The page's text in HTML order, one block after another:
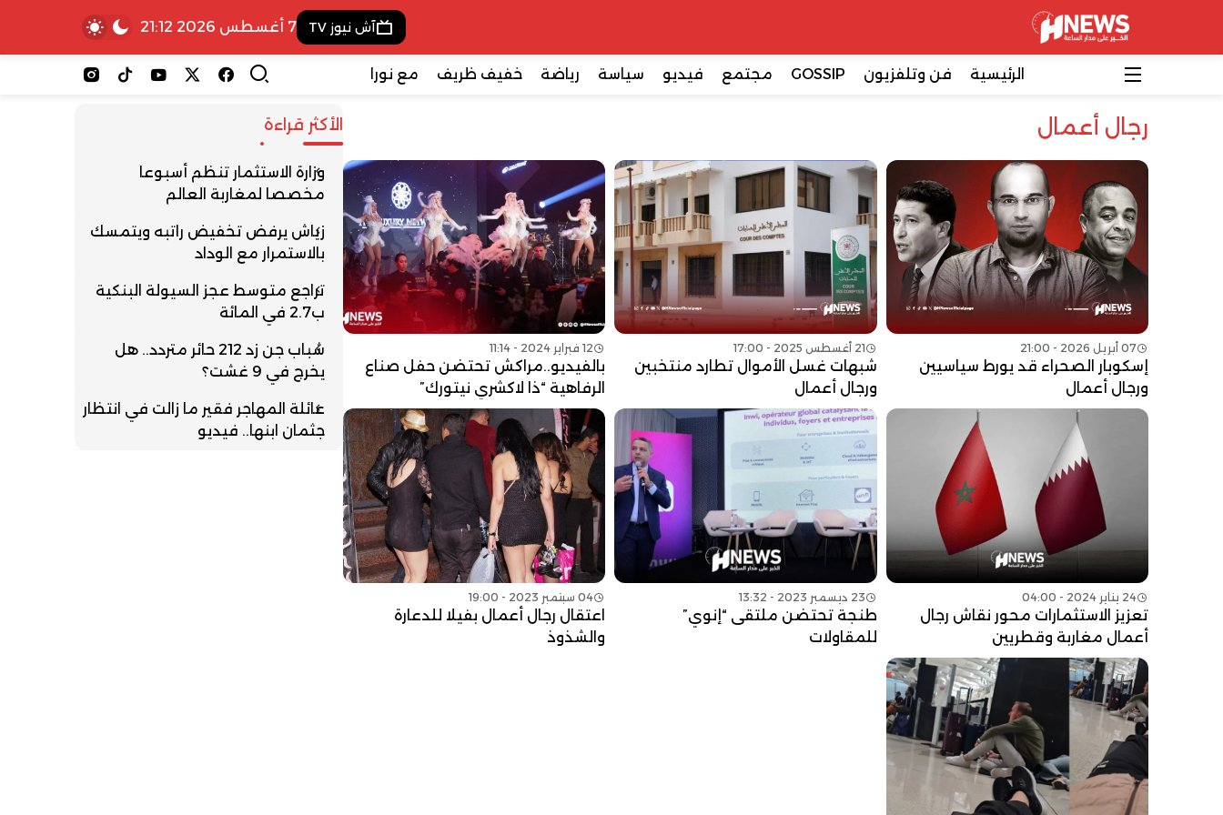
آش نيوز TV 7 أغسطس 2026 21:12
الرئيسية فن وتلفزيون GOSSIP مجتمع فيديو سياسة رياضة خفيف ظريف مع نورا
رجال أعمال
07 أبريل 2026 - 21:00
إسكوبار الصحراء قد يورط سياسيين
ورجال أعمال
21 أغسطس 2025 - 17:00
شبهات غسل الأموال تطارد منتخبين
ورجال أعمال
12 فبراير 2024 - 11:14
بالفيديو..مراكش تحتضن حفل صناع
الرفاهية “ذا لاكشري نيتورك”
24 يناير 2024 - 04:00
تعزيز الاستثمارات محور نقاش رجال
أعمال مغاربة وقطريين
23 ديسمبر 2023 - 13:32
طنجة تحتضن ملتقى “إنوي”
للمقاولات
04 سبتمبر 2023 - 19:00
اعتقال رجال أعمال بفيلا للدعارة
والشذوذ
الأكثر قراءة
وزارة الاستثمار تنظم أسبوعا
مخصصا لمغاربة العالم
زياش يرفض تخفيض راتبه ويتمسك
بالاستمرار مع الوداد
تراجع متوسط عجز السيولة البنكية
ب2.7 في المائة
شباب جن زد 212 حائر متردد.. هل
يخرج في 9 غشت؟
عائلة المهاجر فقير ما زالت في انتظار
جثمان ابنها.. فيديو